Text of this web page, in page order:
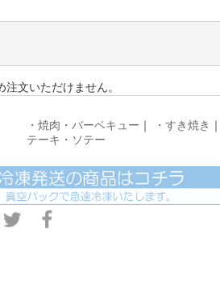
注文いただけません。
・焼肉・バーベキュー ｜ ・すき焼き ｜
テーキ・ソテー